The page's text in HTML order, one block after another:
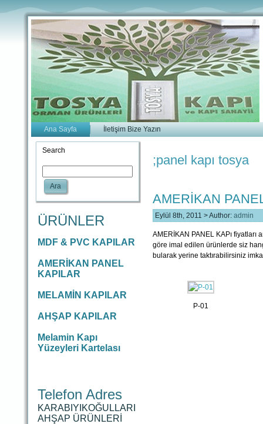
Ana Sayfa İletişim Bize Yazın
Search
Ara
ÜRÜNLER
MDF & PVC KAPILAR
AMERİKAN PANEL
KAPILAR
MELAMİN KAPILAR
AHŞAP KAPILAR
Melamin Kapı
Yüzeyleri Kartelası
Telefon Adres
KARABIYIKOĞULLARI
AHŞAP ÜRÜNLERİ
;panel kapı tosya
AMERİKAN
Eylül 8th, 2011 > Author: admin
AMERİKAN PANEL KAPı fiyatları
göre imal edilen ürünlerde siz
bularak yerine taktırabilirsiniz
P-01